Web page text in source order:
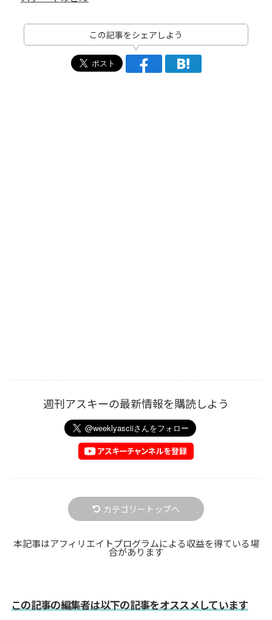
この記事をシェアしよう
週刊アスキーの最新情報を購読しよう
カテゴリートップへ
本記事はアフィリエイトプログラムによる収益を得ている場
合があります
この記事の編集者は以下の記事をオススメしています